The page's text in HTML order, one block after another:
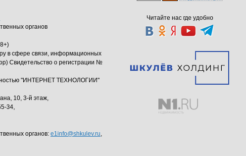
Читайте нас где удобно
органов
в сфере связи, информационных
Свидетельство о регистрации №
"ИНТЕРНЕТ ТЕХНОЛОГИИ"
10, 3-й этаж,
34,
органов: e1info@shkulev.ru,